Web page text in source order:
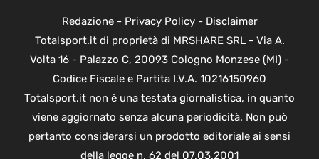
Redazione- Privacy Policy- Disclaimer
Totalsport.it di proprietà di MRSHARE SRL - Via A.
Volta 16 - Palazzo C, 20093 Cologno Monzese (MI) -
Codice Fiscale e Partita I.V.A. 10216150960
Totalsport.it non è una testata giornalistica, in quanto
viene aggiornato senza alcuna periodicità. Non può
pertanto considerarsi un prodotto editoriale ai sensi
della legge n. 62 del 07.03.2001